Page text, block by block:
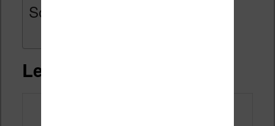
Sommaire
Les 50 jeux vidéos